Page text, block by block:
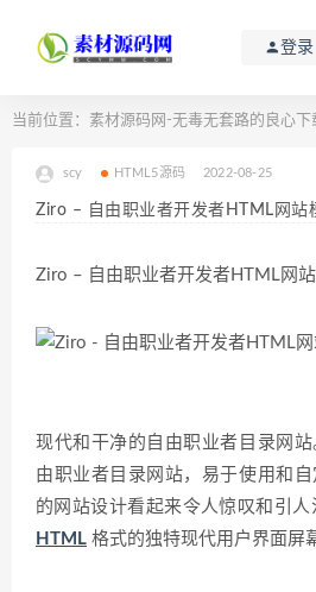
登录
当前位置： 素材源码网-无毒无套路的良心下
scy HTML5源码 2022-08-25
Ziro – 自由职业者开发者HTML网站
Ziro – 自由职业者开发者HTML网
现代和干净的自由职业者目录网
由职业者目录网站，易于使用和
的网站设计看起来令人惊叹和引
HTML 格式的独特现代用户界面屏